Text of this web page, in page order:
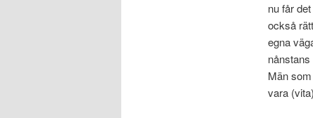
nu får
också
egna
Män
vara